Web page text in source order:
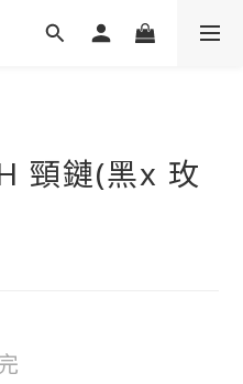
頸鏈(黑x 玫